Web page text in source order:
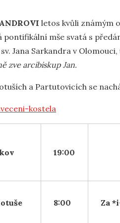
letos kvůli známým
pontifikální mše svatá s
Jana Sarkandra v
zve arcibiskup Jan.
a Partutovicích se
kostela
19:00
8:00 Za